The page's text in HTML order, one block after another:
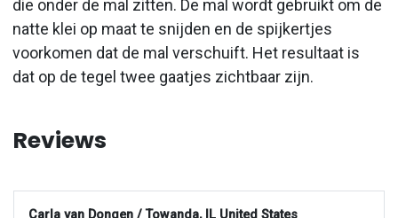
die onder de mal zitten. De mal wordt gebruikt om de
natte klei op maat te snijden en de spijkertjes
voorkomen dat de mal verschuift. Het resultaat is
dat op de tegel twee gaatjes zichtbaar zijn.
Reviews
Carla van Dongen / Towanda, IL United States